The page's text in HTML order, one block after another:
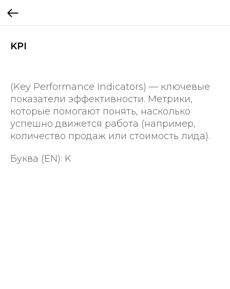
KPI
(Key Performance Indicators) — ключевые
показатели эффективности. Метрики,
которые помогают понять, насколько
успешно движется работа (например,
количество продаж или стоимость лида).
Буква (EN): K